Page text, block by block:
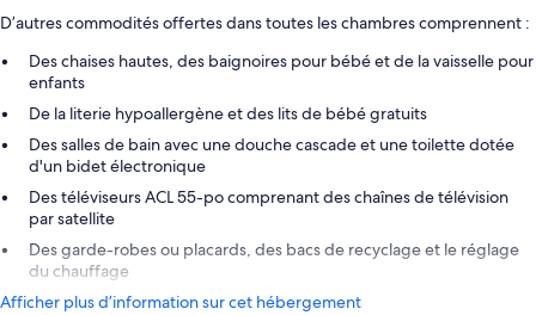
D’autres commodités offertes dans toutes les chambres comprennent :
Des chaises hautes, des baignoires pour bébé et de la vaisselle pour
enfants
De la literie hypoallergène et des lits de bébé gratuits
Des salles de bain avec une douche cascade et une toilette dotée
d'un bidet électronique
Des téléviseurs ACL 55-po comprenant des chaînes de télévision
par satellite
Des garde-robes ou placards, des bacs de recyclage et le réglage
du chauffage
Afficher plus d’information sur cet hébergement